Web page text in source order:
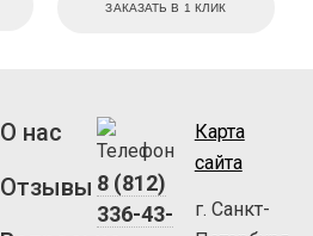
ЗАКАЗАТЬ В 1 КЛИК
О нас
Отзывы 8 (812)
336-43-
Карта
сайта
г. Санкт-